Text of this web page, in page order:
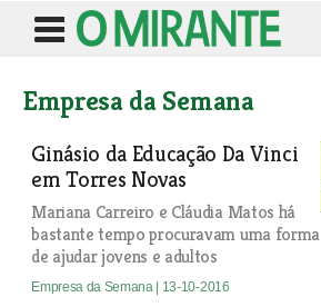
Empresa da Semana
Ginásio da Educação Da Vinci
em Torres Novas
Mariana Carreiro e Cláudia Matos há
bastante tempo procuravam uma forma
de ajudar jovens e adultos
Empresa da Semana | 13-10-2016